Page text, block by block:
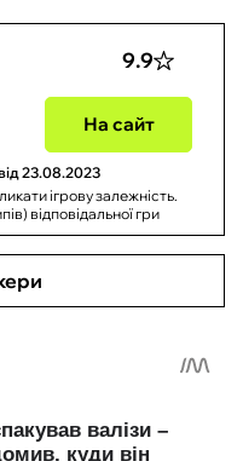
9.9
На сайт
23.08.2023
ігрову залежність.
відповідальної гри